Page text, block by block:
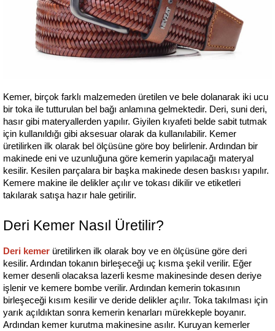
Kemer, birçok farklı malzemeden üretilen ve bele dolanarak iki ucu
bir toka ile tutturulan bel bağı anlamına gelmektedir. Deri, suni deri,
hasır gibi materyallerden yapılır. Giyilen kıyafeti belde sabit tutmak
için kullanıldığı gibi aksesuar olarak da kullanılabilir. Kemer
üretilirken ilk olarak bel ölçüsüne göre boy belirlenir. Ardından bir
makinede eni ve uzunluğuna göre kemerin yapılacağı materyal
kesilir. Kesilen parçalara bir başka makinede desen baskısı yapılır.
Kemere makine ile delikler açılır ve tokası dikilir ve etiketleri
takılarak satışa hazır hale getirilir.
Deri Kemer Nasıl Üretilir?
Deri kemer üretilirken ilk olarak boy ve en ölçüsüne göre deri
kesilir. Ardından tokanın birleşeceği uç kısma şekil verilir. Eğer
kemer desenli olacaksa lazerli kesme makinesinde desen deriye
işlenir ve kemere bombe verilir. Ardından kemerin tokasının
birleşeceği kısım kesilir ve deride delikler açılır. Toka takılması için
yarık açıldıktan sonra kemerin kenarları mürekkeple boyanır.
Ardından kemer kurutma makinesine asılır. Kuruyan kemerler